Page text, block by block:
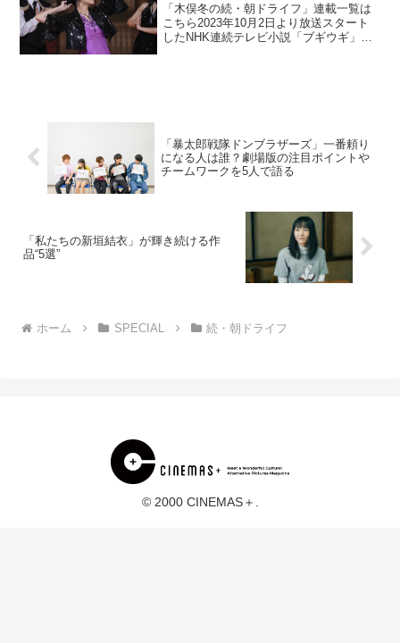
「木俣冬の続・朝ドライフ」連載一覧は
こちら2023年10月2日より放送スタート
したNHK連続テレビ小説「ブギウギ」。
「暴太郎戦隊ドンブラザーズ」一番頼り
になる人は誰？劇場版の注目ポイントや
チームワークを5人で語る
「私たちの新垣結衣」が輝き続ける作
品“5選”
ホーム SPECIAL 続・朝ドライフ
© 2000 CINEMAS＋.